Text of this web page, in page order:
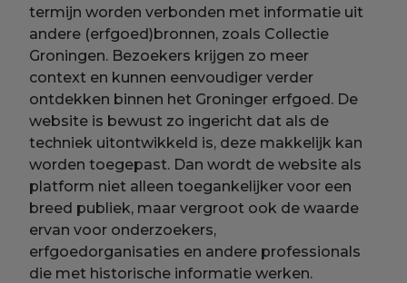
termijn worden verbonden met informatie uit
andere (erfgoed)bronnen, zoals Collectie
Groningen. Bezoekers krijgen zo meer
context en kunnen eenvoudiger verder
ontdekken binnen het Groninger erfgoed. De
website is bewust zo ingericht dat als de
techniek uitontwikkeld is, deze makkelijk kan
worden toegepast. Dan wordt de website als
platform niet alleen toegankelijker voor een
breed publiek, maar vergroot ook de waarde
ervan voor onderzoekers,
erfgoedorganisaties en andere professionals
die met historische informatie werken.